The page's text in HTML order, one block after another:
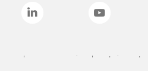
Las marcas mencionadas anteriormente